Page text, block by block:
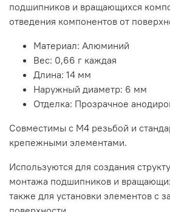
подшипников и вращающихся
отведения компонентов от
Материал: Алюминий
Вес: 0,66 г каждая
Длина: 14 мм
Наружный диаметр: 6 мм
Отделка: Прозрачное
Совместимы с M4 резьбой и
крепежными элементами.
Используются для создания
монтажа подшипников и
также для установки элементов с